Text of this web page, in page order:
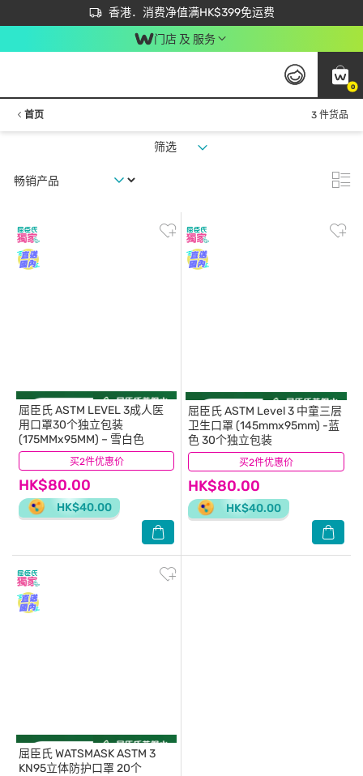
香港．消费净值满HK$399免运费
立即成为易赏钱会员尽享独家优惠
首次APP下单买满$450 输入 NEWAPP 即减$50
门店 及 服务
0
首页 3 件货品
筛选
买2件优惠价
屈臣氏ASTM LEVEL 3成人医
用口罩30个独立包装
(175MMx95MM) – 雪白色
HK$80.00
HK$40.00
(176) 买2件优惠价
屈臣氏ASTM Level 3 中童三层
卫生口罩 (145mmx95mm) -蓝
色 30个独立包装
HK$80.00
HK$40.00
(229)
屈臣氏WATSMASK ASTM 3
KN95立体防护口罩 20个